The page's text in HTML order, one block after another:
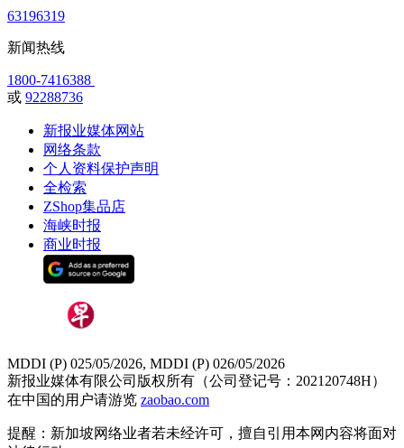
63196319
新闻热线
1800-7416388
或 92288736
新报业媒体网站
网络条款
个人资料保护声明
全检索
ZShop集品店
海峡时报
商业时报
MDDI (P) 025/05/2026, MDDI (P) 026/05/2026
新报业媒体有限公司版权所有（公司登记号：202120748H）
在中国的用户请游览 zaobao.com
提醒：新加坡网络业者若未经许可，擅自引用本网内容将面对